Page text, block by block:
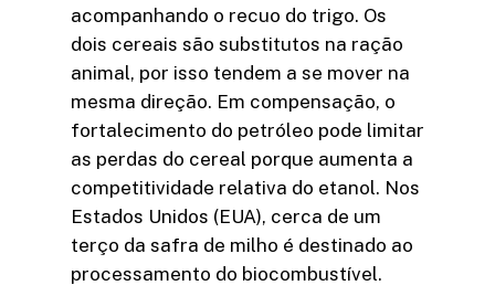
acompanhando o recuo do trigo. Os
dois cereais são substitutos na ração
animal, por isso tendem a se mover na
mesma direção. Em compensação, o
fortalecimento do petróleo pode limitar
as perdas do cereal porque aumenta a
competitividade relativa do etanol. Nos
Estados Unidos (EUA), cerca de um
terço da safra de milho é destinado ao
processamento do biocombustível.